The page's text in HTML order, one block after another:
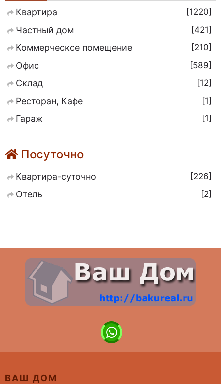
Квартира
1220
Частный дом
421
Коммерческое помещение
210
Офис
589
Склад
12
Ресторан, Кафе
1
Гараж
1
Посуточно
Квартира-суточно
226
Отель
2
ВАШ ДОМ